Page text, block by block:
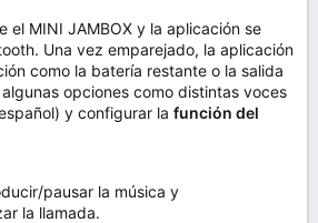
el MINI JAMBOX y la aplicación se
Una vez emparejado, la aplicación
como la batería restante o la salida
opciones como distintas voces
y configurar la función del
pausar la música y
la llamada.